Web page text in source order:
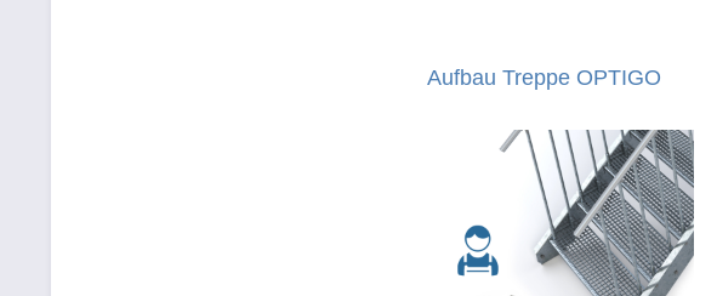
Aufbau Treppe OPTIGO